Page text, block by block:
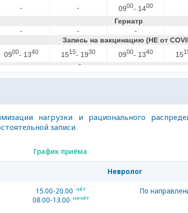
нагрузки и рационального
записи
График приёма
Невролог
15.00-20.00 чёт
08.00-13.00 нечёт
По